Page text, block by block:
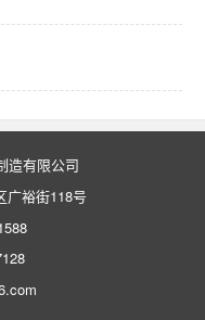
造有限公司
广裕街118号